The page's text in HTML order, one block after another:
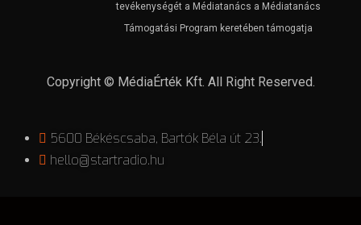
tevékenységét a Médiatanács a Médiatanács
Támogatási Program keretében támogatja
Copyright © MédiaÉrték Kft. All Right Reserved.
5600 Békéscsaba, Bartók Béla út 23.
hello@startradio.hu